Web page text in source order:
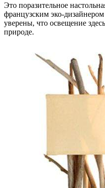
Это поразительное
французским эко-
уверены, что освещение
природе.